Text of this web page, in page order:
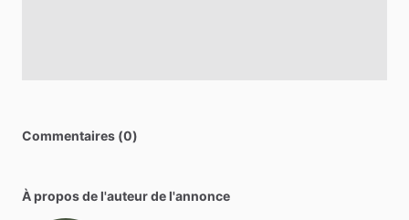
Commentaires (0)
À propos de l'auteur de l'annonce